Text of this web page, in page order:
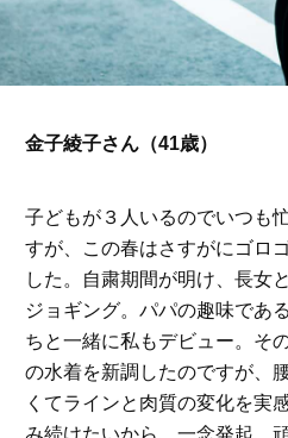
金子綾子さん（41歳）
子どもが３人いるのでいつも
すが、この春はさすがにゴロ
した。自粛期間が明け、長女
ジョギング。パパの趣味であ
ちと一緒に私もデビュー。そ
の水着を新調したのですが、
くてラインと肉質の変化を実
み続けたいから、一念発起、